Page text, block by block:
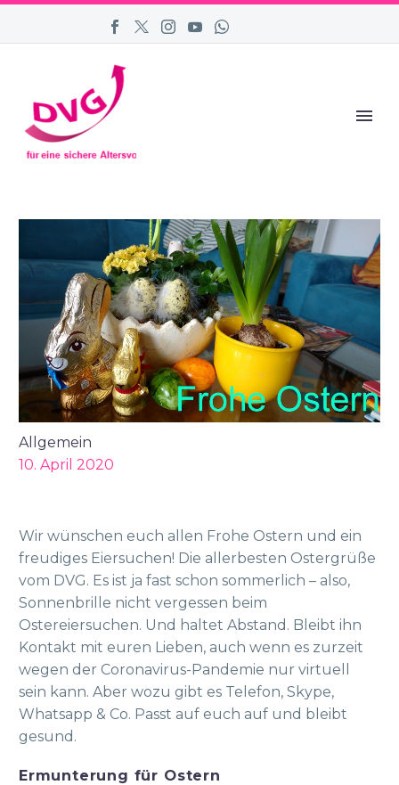
Allgemein
10. April 2020
Wir wünschen euch allen Frohe Ostern und ein
freudiges Eiersuchen! Die allerbesten Ostergrüße
vom DVG. Es ist ja fast schon sommerlich – also,
Sonnenbrille nicht vergessen beim
Ostereiersuchen. Und haltet Abstand. Bleibt ihn
Kontakt mit euren Lieben, auch wenn es zurzeit
wegen der Coronavirus-Pandemie nur virtuell
sein kann. Aber wozu gibt es Telefon, Skype,
Whatsapp & Co. Passt auf euch auf und bleibt
gesund.
Ermunterung für Ostern